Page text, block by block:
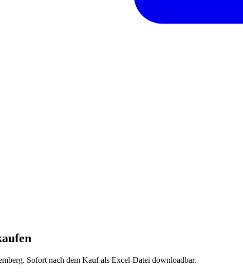
. Sofort nach dem Kauf als Excel-Datei downloadbar.